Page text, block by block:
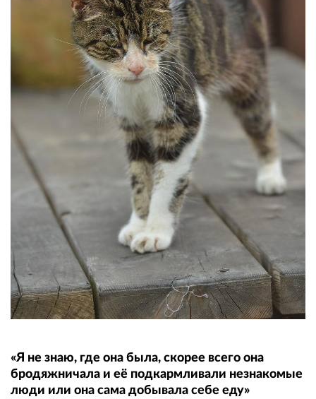
«Я не знаю, где она была, скорее всего она
бродяжничала и её подкармливали незнакомые
люди или она сама добывала себе еду»